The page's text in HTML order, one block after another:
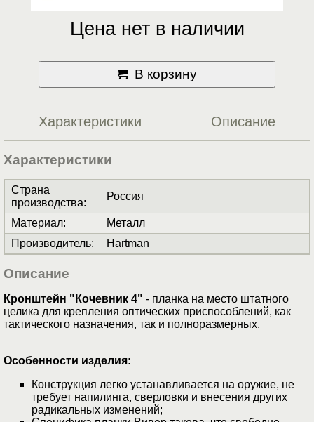
Цена нет в наличии
В корзину
Характеристики Описание
Характеристики
Страна
производства:
Россия
Материал:
Металл
Производитель: Hartman
Описание
Кронштейн "Кочевник 4" - планка на место штатного
целика для крепления оптических приспособлений, как
тактического назначения, так и полноразмерных.
Особенности изделия:
Конструкция легко устанавливается на оружие, не
требует напилинга, сверловки и внесения других
радикальных изменений;